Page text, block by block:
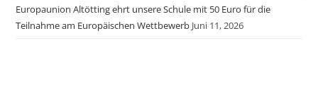
Europaunion Altötting ehrt unsere Schule mit 50 Euro für die
Teilnahme am Europäischen Wettbewerb Juni 11, 2026